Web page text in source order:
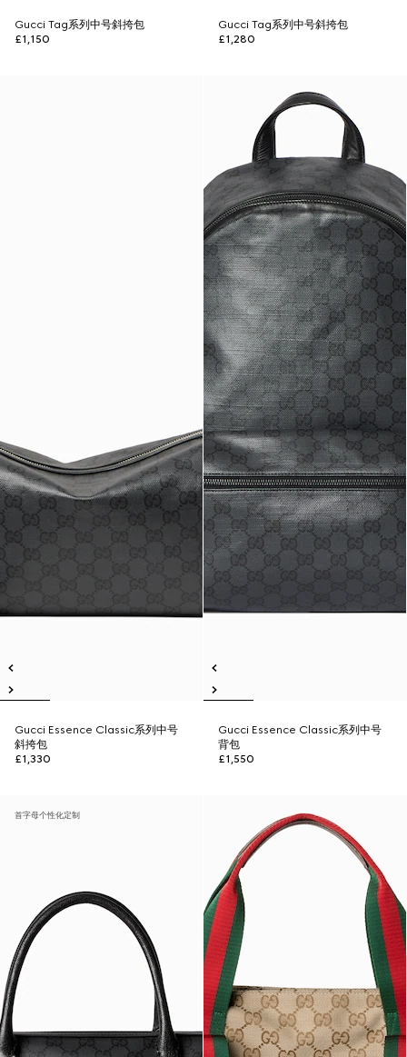
Gucci Tag系列中号斜挎包
£1,150
Gucci Tag系列中号斜挎包
£1,280
Gucci Essence Classic系列中号
斜挎包
£1,330
Gucci Essence Classic系列中号
背包
£1,550
首字母个性化定制